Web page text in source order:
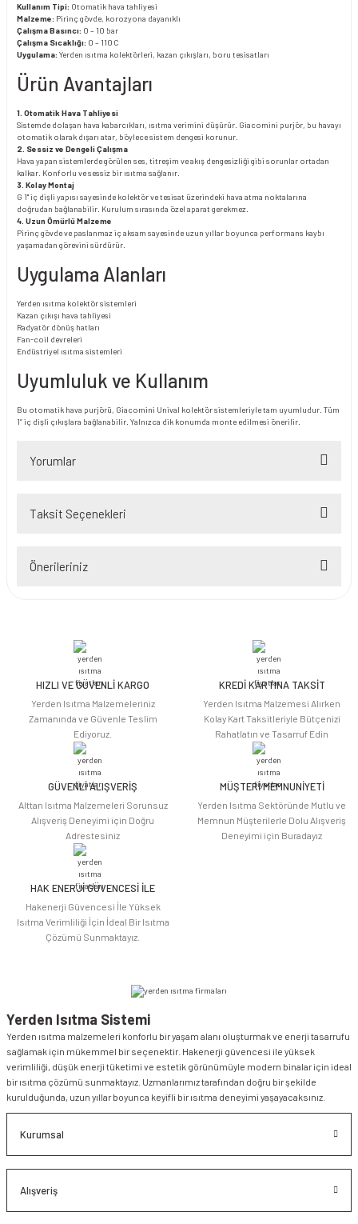
Kullanım Tipi: Otomatik hava tahliyesi
Malzeme: Pirinç gövde, korozyona dayanıklı
Çalışma Basıncı: 0 – 10 bar
Çalışma Sıcaklığı: 0 – 110 C
Uygulama: Yerden ısıtma kolektörleri, kazan çıkışları, boru tesisatları
Ürün Avantajları
1. Otomatik Hava Tahliyesi
Sistemde dolaşan hava kabarcıkları, ısıtma verimini düşürür. Giacomini purjör, bu havayı
otomatik olarak dışarı atar, böylece sistem dengesi korunur.
2. Sessiz ve Dengeli Çalışma
Hava yapan sistemlerde görülen ses, titreşim ve akış dengesizliği gibi sorunlar ortadan
kalkar. Konforlu ve sessiz bir ısıtma sağlanır.
3. Kolay Montaj
G 1" iç dişli yapısı sayesinde kolektör ve tesisat üzerindeki hava atma noktalarına
doğrudan bağlanabilir. Kurulum sırasında özel aparat gerekmez.
4. Uzun Ömürlü Malzeme
Pirinç gövde ve paslanmaz iç aksam sayesinde uzun yıllar boyunca performans kaybı
yaşamadan görevini sürdürür.
Uygulama Alanları
Yerden ısıtma kolektör sistemleri
Kazan çıkışı hava tahliyesi
Radyatör dönüş hatları
Fan-coil devreleri
Endüstriyel ısıtma sistemleri
Uyumluluk ve Kullanım
Bu otomatik hava purjörü, Giacomini Unival kolektör sistemleriyle tam uyumludur. Tüm
1” iç dişli çıkışlara bağlanabilir. Yalnızca dik konumda monte edilmesi önerilir.
Yorumlar
Taksit Seçenekleri
Önerileriniz
iletebilirsiniz.
Görüş ve önerileriniz için teşekkür ederiz.
Ürün açıklamasında eksik bilgiler bulunuyor.
Ürün bilgilerinde hatalar bulunuyor.
Ürün fiyatı diğer sitelerden daha pahalı.
Bu ürüne benzer farklı alternatifler olmalı.
HIZLI VE GÜVENLİ KARGO
Yerden Isıtma Malzemeleriniz
Zamanında ve Güvenle Teslim
Ediyoruz.
KREDİ KARTINA TAKSİT
Yerden Isıtma Malzemesi Alırken
Kolay Kart Taksitleriyle Bütçenizi
Rahatlatın ve Tasarruf Edin
GÜVENLİ ALIŞVERİŞ
Alttan Isıtma Malzemeleri Sorunsuz
Alışveriş Deneyimi için Doğru
Adrestesiniz
MÜŞTERİ MEMNUNİYETİ
Yerden Isıtma Sektöründe Mutlu ve
Memnun Müşterilerle Dolu Alışveriş
Deneyimi için Buradayız
HAK ENERJİ GÜVENCESİ İLE
Hakenerji Güvencesi İle Yüksek
Isıtma Verimliliği İçin İdeal Bir Isıtma
Çözümü Sunmaktayız.
Yerden Isıtma Sistemi
Yerden ısıtma malzemeleri konforlu bir yaşam alanı oluşturmak ve enerji tasarrufu
sağlamak için mükemmel bir seçenektir. Hakenerji güvencesi ile yüksek
verimliliği, düşük enerji tüketimi ve estetik görünümüyle modern binalar için ideal
bir ısıtma çözümü sunmaktayız. Uzmanlarımız tarafından doğru bir şekilde
kurulduğunda, uzun yıllar boyunca keyifli bir ısıtma deneyimi yaşayacaksınız.
Kurumsal
Alışveriş